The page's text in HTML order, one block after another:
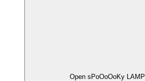
Open sPoOoOoKy LAMP